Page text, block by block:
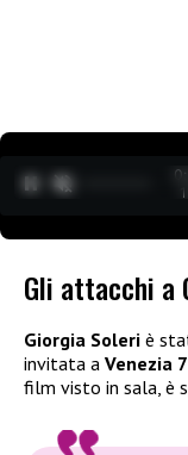
Gli attacchi a
Giorgia Soleri è
invitata a Venezia
film visto in sala, è